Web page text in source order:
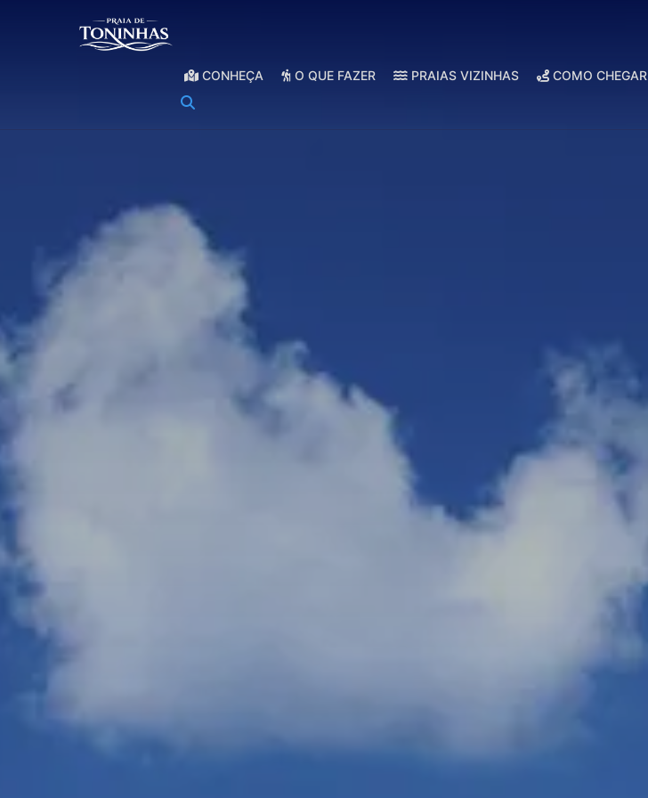
CONHEÇA O QUE FAZER PRAIAS VIZINHAS COMO CHEGAR